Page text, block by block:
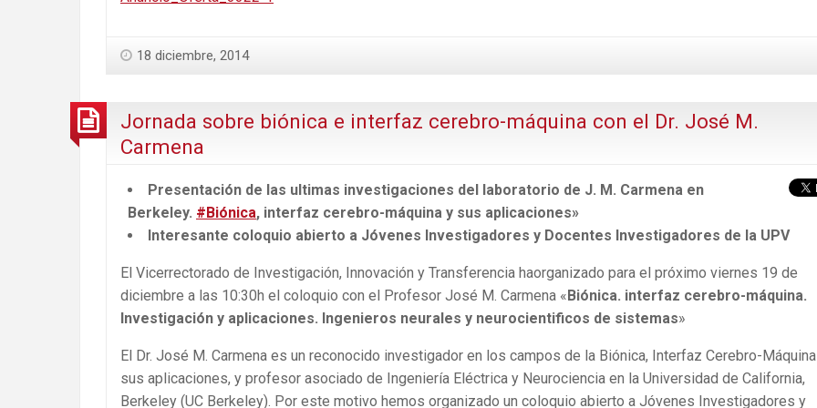
18 diciembre, 2014
Jornada sobre biónica e interfaz cerebro-máquina con el Dr. José M.
Carmena
Presentación de las ultimas investigaciones del laboratorio de J. M. Carmena en
Berkeley. #Biónica, interfaz cerebro-máquina y sus aplicaciones»
Interesante coloquio abierto a Jóvenes Investigadores y Docentes Investigadores de la UPV
El Vicerrectorado de Investigación, Innovación y Transferencia haorganizado para el próximo viernes 19 de
diciembre a las 10:30h el coloquio con el Profesor José M. Carmena «Biónica. interfaz cerebro-máquina.
Investigación y aplicaciones. Ingenieros neurales y neurocientificos de sistemas»
El Dr. José M. Carmena es un reconocido investigador en los campos de la Biónica, Interfaz Cerebro-
sus aplicaciones, y profesor asociado de Ingeniería Eléctrica y Neurociencia en la Universidad de California,
Berkeley (UC Berkeley). Por este motivo hemos organizado un coloquio abierto a Jóvenes Investigadores y